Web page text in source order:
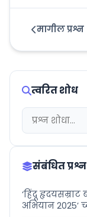
मागील प्रश्न
त्वरित शोध
संबंधित प्रश्न
‘हिंदू
अभियान 2025’